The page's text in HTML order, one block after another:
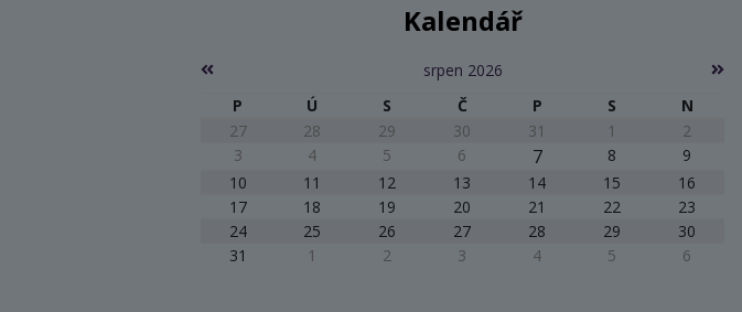
Kalendář
srpen 2026
P
Ú S Č P S
N
27
28 29 30 31 1
2
3
4 5 6 7 8
9
10
11 12 13 14 15
16
17
18 19 20 21 22
23
24
25 26 27 28 29
30
31
1 2 3 4 5 6